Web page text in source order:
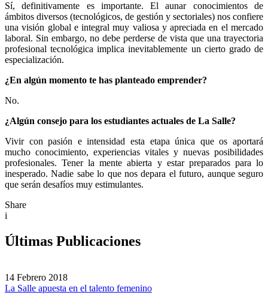
Sí, definitivamente es importante. El aunar conocimientos de
ámbitos diversos (tecnológicos, de gestión y sectoriales) nos confiere
una visión global e integral muy valiosa y apreciada en el mercado
laboral. Sin embargo, no debe perderse de vista que una trayectoria
profesional tecnológica implica inevitablemente un cierto grado de
especialización.
¿En algún momento te has planteado emprender?
No.
¿Algún consejo para los estudiantes actuales de La Salle?
Vivir con pasión e intensidad esta etapa única que os aportará
mucho conocimiento, experiencias vitales y nuevas posibilidades
profesionales. Tener la mente abierta y estar preparados para lo
inesperado. Nadie sabe lo que nos depara el futuro, aunque seguro
que serán desafíos muy estimulantes.
Share
i
Últimas Publicaciones
14 Febrero 2018
La Salle apuesta en el talento femenino